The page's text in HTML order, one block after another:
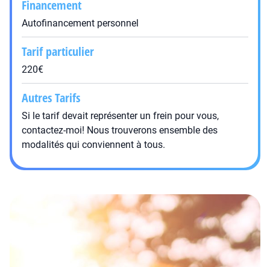
Financement
Autofinancement personnel
Tarif particulier
220€
Autres Tarifs
Si le tarif devait représenter un frein pour vous,
contactez-moi! Nous trouverons ensemble des
modalités qui conviennent à tous.